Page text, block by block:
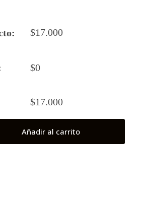
$17.000
$0
$17.000
Añadir al carrito